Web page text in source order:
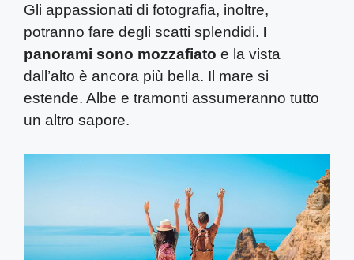
Gli appassionati di fotografia, inoltre,
potranno fare degli scatti splendidi. I
panorami sono mozzafiato e la vista
dall’alto è ancora più bella. Il mare si
estende. Albe e tramonti assumeranno tutto
un altro sapore.